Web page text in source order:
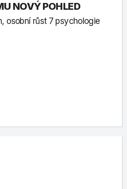
NOVÝ POHLED
osobní růst 7 psychologie